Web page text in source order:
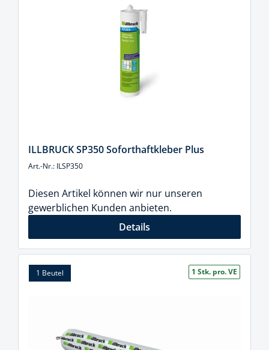
ILLBRUCK SP350 Soforthaftkleber Plus
Art.-Nr.: ILSP350
Diesen Artikel können wir nur unseren
gewerblichen Kunden anbieten.
Details
1 Beutel 1 Stk. pro. VE